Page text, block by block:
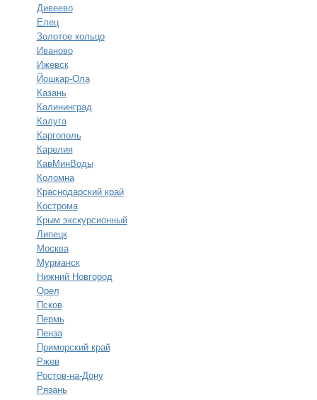
Дивеево
Елец
Золотое кольцо
Иваново
Ижевск
Йошкар-Ола
Казань
Калининград
Калуга
Каргополь
Карелия
КавМинВоды
Коломна
Краснодарский край
Кострома
Крым экскурсионный
Липецк
Москва
Мурманск
Нижний Новгород
Орел
Псков
Пермь
Пенза
Приморский край
Ржев
Ростов-на-Дону
Рязань